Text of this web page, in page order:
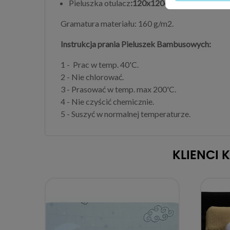
Pieluszka otulacz:120x120cm
Gramatura materiału: 160 g/m2.
Instrukcja prania Pieluszek Bambusowych:
1 - Prac w temp. 40'C.
2 - Nie chlorować.
3 - Prasować w temp. max 200'C.
4 - Nie czyścić chemicznie.
5 - Suszyć w normalnej temperaturze.
KLIENCI